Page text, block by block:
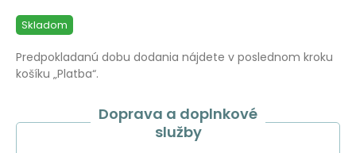
Skladom
Predpokladanú dobu dodania nájdete v poslednom kroku
košíku „Platba“.
Doprava a doplnkové
služby